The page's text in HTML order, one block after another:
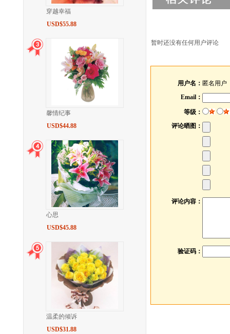
穿越幸福
USD$55.88
馨情纪事
USD$44.88
心思
USD$45.88
温柔的倾诉
USD$31.88
暂时还没有任何用户评论
用户名： 匿名用户
Email：
等级：
评论晒图：
评论内容：
验证码：